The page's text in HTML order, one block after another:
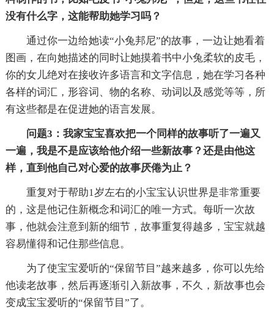
没有什么字，这能帮助她学习吗？
通过你一边给她读“小兔邦尼”的故事，一边让她看着
图画，在向她描述的同时让她摸着书中小兔柔软的皮毛，
你的女儿绝对在接收许多语言和文字信息，她在学习各种
各样的词汇，形容词、物的名称、动词以及感觉等等，所
有这些都是在促进她的语言发展。
问题3：我家宝宝喜欢把一个同样的故事听了一遍又
一遍，我是不是应该给他介绍一些新故事？还是由他这
样，直到他自己对心爱的故事厌倦为止？
重复对于帮助1岁左右的小宝宝认识世界是非常重要
的，这是他记住新概念和词汇的唯一方式。每听一次故
事，他就会注意到新的细节，故事重复得越多，宝宝就越
容易懂得和记住那些信息。
为了使宝宝爱听的“保留节目”越来越多，你可以先给
他读老故事，然后再逐渐引入新故事，不久，新故事也会
变成宝宝爱听的“保留节目”了。